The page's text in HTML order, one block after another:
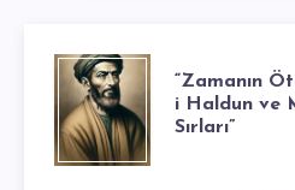
“Zamanın
i Haldun ve
Sırları”